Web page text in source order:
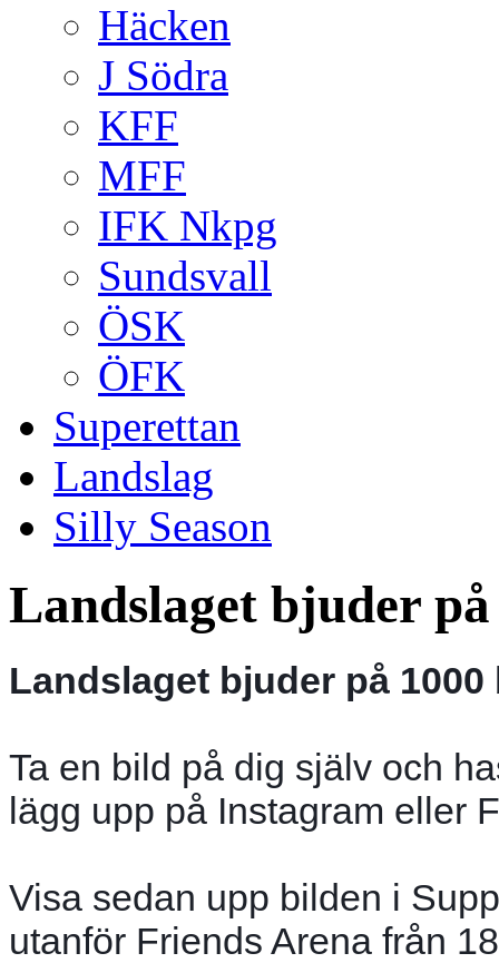
Häcken
J Södra
KFF
MFF
IFK Nkpg
Sundsvall
ÖSK
ÖFK
Superettan
Landslag
Silly Season
Landslaget bjuder
Landslaget bjuder på
Ta en bild på dig själv och
lägg upp på Instagram eller
Visa sedan upp bilden i
utanför Friends Arena från